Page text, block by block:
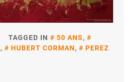
TAGGED IN 50 ANS,
, HUBERT CORMAN,
PEREZ